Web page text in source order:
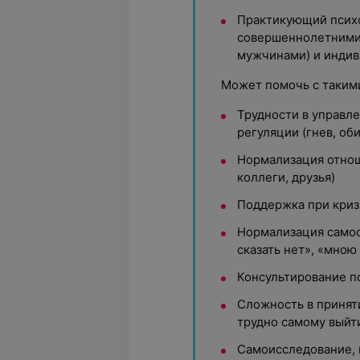
Практикующий
мужчинами) и
Может помочь с
Трудности в
регуляции (гнев,
Нормализация
коллеги, друзья)
Поддержка при
Нормализация
сказать нет»,
Консультирование
Сложность в
трудно самому